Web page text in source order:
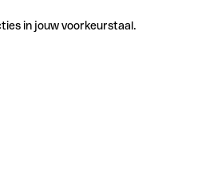
in jouw voorkeurstaal.